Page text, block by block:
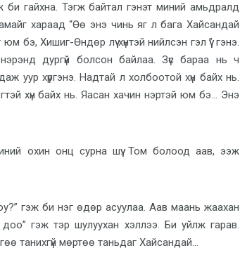
гайхна. Тэгж байтал гэнэт миний амьдралд
хараад “Өө энэ чинь яг л бага Хайсандай
Хишиг-Өндөр лүү хүнтэй нийлсэн гэл үү” гэнэ.
дургүй болсон байлаа. Зүс бараа нь ч
уур хүргэнэ. Надтай л холбоотой хүн байх нь.
хүн байх нь. Яасан хачин нэртэй юм бэ… Энэ
охин онц сурна шүү. Том болоод аав, ээж
гэж би нэг өдөр асуулаа. Аав маань жаахан
гэж тэр шулуухан хэллээ. Би уйлж гарав.
танихгүй мөртөө таньдаг Хайсандай…